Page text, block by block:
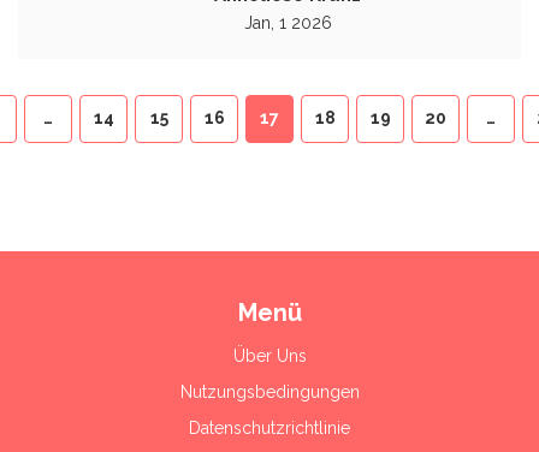
Jan, 1 2026
… 14 15 16 17 18 19 20 …
Menü
Über Uns
Nutzungsbedingungen
Datenschutzrichtlinie